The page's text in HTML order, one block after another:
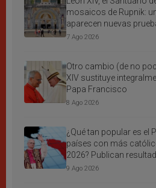
mosaicos de Rupnik:
aparecen nuevas
7 Ago 2026
Otro cambio (de no
XIV sustituye
Papa Francisco
8 Ago 2026
¿Qué tan popular es el
países con más
2026? Publican
9 Ago 2026